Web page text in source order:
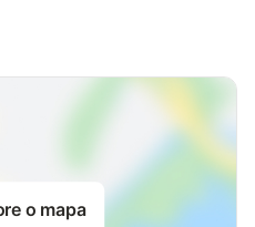
o mapa